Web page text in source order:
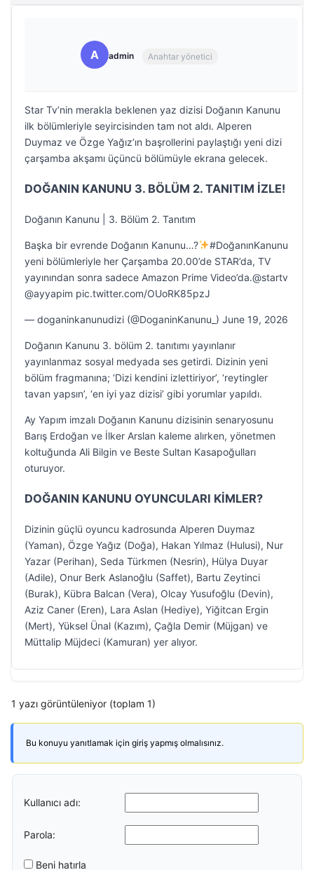
A admin Anahtar yönetici
Star Tv’nin merakla beklenen yaz dizisi Doğanın Kanunu
ilk bölümleriyle seyircisinden tam not aldı. Alperen
Duymaz ve Özge Yağız’ın başrollerini paylaştığı yeni dizi
çarşamba akşamı üçüncü bölümüyle ekrana gelecek.
DOĞANIN KANUNU 3. BÖLÜM 2. TANITIM İZLE!
Doğanın Kanunu | 3. Bölüm 2. Tanıtım
Başka bir evrende Doğanın Kanunu…?
#DoğanınKanunu
yeni bölümleriyle her Çarşamba 20.00’de STAR’da, TV
yayınından sonra sadece Amazon Prime Video’da.@startv
@ayyapim pic.twitter.com/OUoRK85pzJ
— doganinkanunudizi (@DoganinKanunu_) June 19, 2026
Doğanın Kanunu 3. bölüm 2. tanıtımı yayınlanır
yayınlanmaz sosyal medyada ses getirdi. Dizinin yeni
bölüm fragmanına; ‘Dizi kendini izlettiriyor’, ‘reytingler
tavan yapsın’, ‘en iyi yaz dizisi’ gibi yorumlar yapıldı.
Ay Yapım imzalı Doğanın Kanunu dizisinin senaryosunu
Barış Erdoğan ve İlker Arslan kaleme alırken, yönetmen
koltuğunda Ali Bilgin ve Beste Sultan Kasapoğulları
oturuyor.
DOĞANIN KANUNU OYUNCULARI KİMLER?
Dizinin güçlü oyuncu kadrosunda Alperen Duymaz
(Yaman), Özge Yağız (Doğa), Hakan Yılmaz (Hulusi), Nur
Yazar (Perihan), Seda Türkmen (Nesrin), Hülya Duyar
(Adile), Onur Berk Aslanoğlu (Saffet), Bartu Zeytinci
(Burak), Kübra Balcan (Vera), Olcay Yusufoğlu (Devin),
Aziz Caner (Eren), Lara Aslan (Hediye), Yiğitcan Ergin
(Mert), Yüksel Ünal (Kazım), Çağla Demir (Müjgan) ve
Müttalip Müjdeci (Kamuran) yer alıyor.
1 yazı görüntüleniyor (toplam 1)
Bu konuyu yanıtlamak için giriş yapmış olmalısınız.
Kullanıcı adı:
Parola:
Beni hatırla